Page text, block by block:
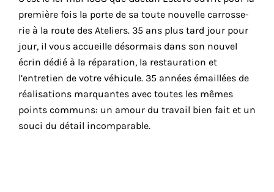
pre­mière fois la porte de sa toute nou­velle car­ros­se­
rie à la route des Ateliers. 35 ans plus tard jour pour
jour, il vous accueille désor­mais dans son nou­vel
écrin dédié à la répa­ra­tion, la res­tau­ra­tion et
l’entretien de votre véhi­cule. 35 années émaillées de
réa­li­sa­tions mar­quantes avec toutes les mêmes
points com­muns: un amour du tra­vail bien fait et un
sou­ci du détail incomparable.